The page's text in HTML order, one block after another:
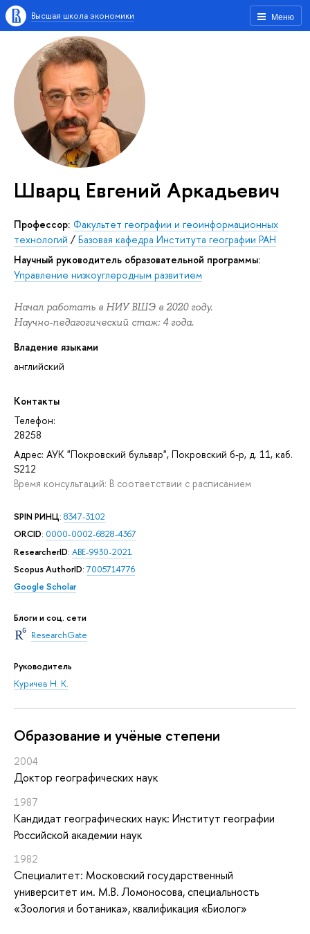
Меню
Высшая школа экономики
Шварц Евгений Аркадьевич
Профессор: Факультет географии и геоинформационных
технологий / Базовая кафедра Института географии РАН
Научный руководитель образовательной программы:
Управление низкоуглеродным развитием
Начал работать в НИУ ВШЭ в 2020 году.
Научно-педагогический стаж: 4 года.
Владение языками
английский
Контакты
Телефон:
28258
Адрес: АУК "Покровский бульвар", Покровский б-р, д. 11, каб.
S212
Время консультаций: В соответствии с расписанием
SPIN РИНЦ: 8347-3102
ORCID: 0000-0002-6828-4367
ResearcherID: ABE-9930-2021
Scopus AuthorID:7005714776
Google Scholar
Блоги и соц. сети
ResearchGate
Руководитель
Куричев Н. К.
Oбразование и учёные степени
2004
Доктор географических наук
1987
Кандидат географических наук: Институт географии
Российской академии наук
1982
Специалитет: Московский государственный
университет им. М.В. Ломоносова, специальность
«Зоология и ботаника», квалификация «Биолог»